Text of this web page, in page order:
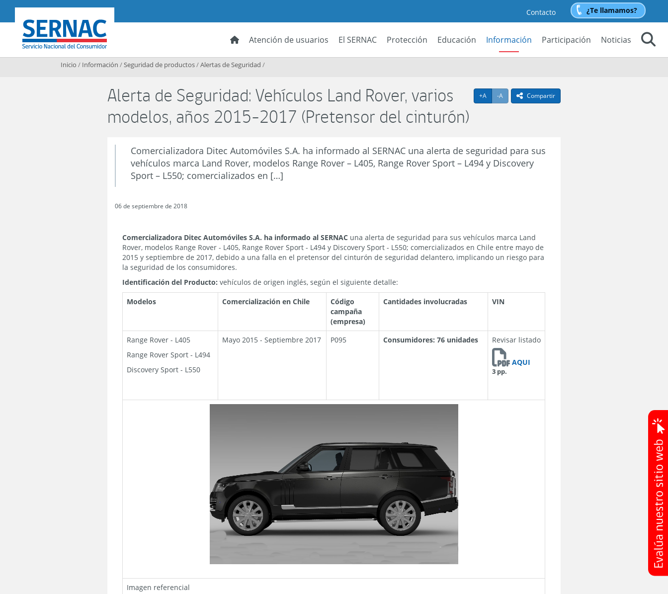
SERNAC
Contacto ¿Te llamamos?
Atención de usuarios El SERNAC Protección Educación Información Participación
Noticias
Inicio / Información /Seguridad de productos/Alertas de Seguridad /
+A Agrandar texto
-A Achicar textoicono compartir
Compartir
Alerta de Seguridad: Vehículos Land Rover, varios
modelos, años 2015-2017 (Pretensor del cinturón)
Comercializadora Ditec Automóviles S.A. ha informado al SERNAC una alerta de seguridad para sus
vehículos marca Land Rover, modelos Range Rover – L405, Range Rover Sport – L494 y Discovery
Sport – L550; comercializados en […]
06 de septiembre de 2018
Comercializadora Ditec Automóviles S.A. ha informado al SERNAC una alerta de seguridad para sus vehículos marca Land
Rover, modelos Range Rover - L405, Range Rover Sport - L494 y Discovery Sport - L550; comercializados en Chile entre mayo de
2015 y septiembre de 2017, debido a una falla en el pretensor del cinturón de seguridad delantero, implicando un riesgo para
la seguridad de los consumidores.
Identificación del Producto: vehículos de origen inglés, según el siguiente detalle:
Modelos Comercialización en Chile
Código
campaña
(empresa)
Cantidades involucradas VIN
Range Rover - L405
Range Rover Sport - L494
Discovery Sport - L550
Mayo 2015 - Septiembre 2017 P095 Consumidores: 76 unidades Revisar listado
AQUI
3 pp.
Imagen referencial